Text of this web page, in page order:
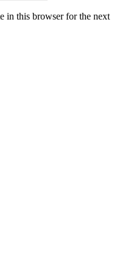
in this browser for the next